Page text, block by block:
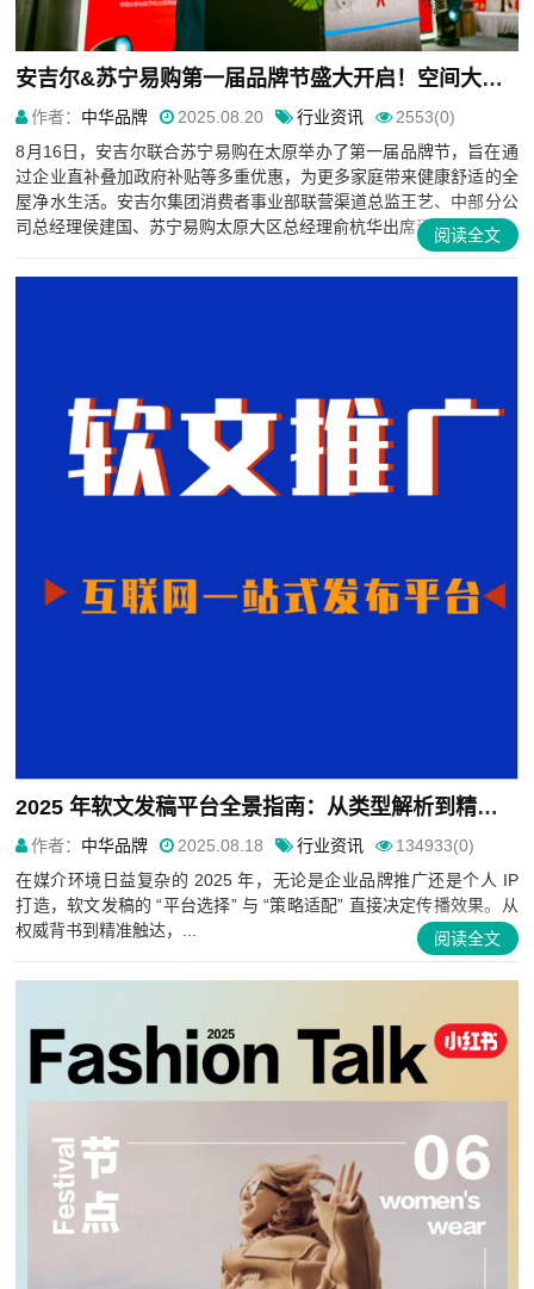
安吉尔&苏宁易购第一届品牌节盛大开启！空间大师系列领跑全屋净水赛道
作者： 中华品牌 2025.08.20 行业资讯
2553(0)
8月16日，安吉尔联合苏宁易购在太原举办了第一届品牌节，旨在通
过企业直补叠加政府补贴等多重优惠，为更多家庭带来健康舒适的全
屋净水生活。安吉尔集团消费者事业部联营渠道总监王艺、中部分公
司总经理侯建国、苏宁易购太原大区总经理俞杭华出席现场活动，...
阅读全文
2025 年软文发稿平台全景指南：从类型解析到精准投放，解锁高效传播密码
作者： 中华品牌 2025.08.18 行业资讯
134933(0)
在媒介环境日益复杂的 2025 年，无论是企业品牌推广还是个人 IP
打造，软文发稿的 “平台选择” 与 “策略适配” 直接决定传播效果。从
权威背书到精准触达，...
阅读全文